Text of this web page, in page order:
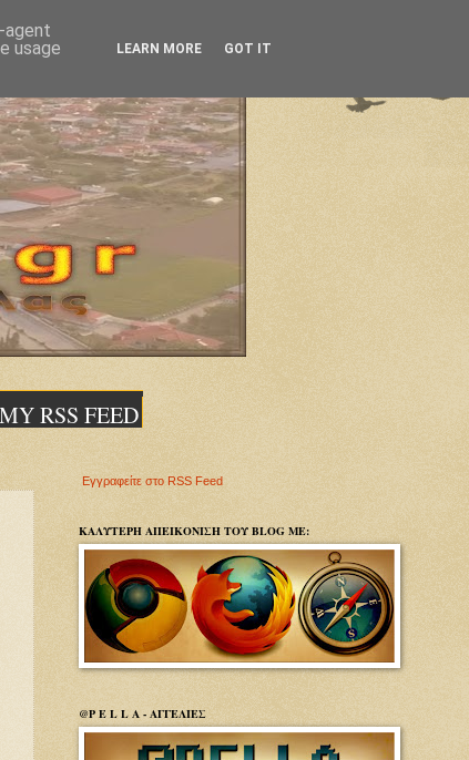
MY RSS FEED
Εγγραφείτε στο RSS Feed
ΚΑΛΥΤΕΡΗ ΑΠΕΙΚΟΝΙΣΗ ΤΟΥ BLOG ΜΕ:
@P E L L A - ΑΓΓΕΛΙΕΣ
agent
usage
LEARN MORE GOT IT